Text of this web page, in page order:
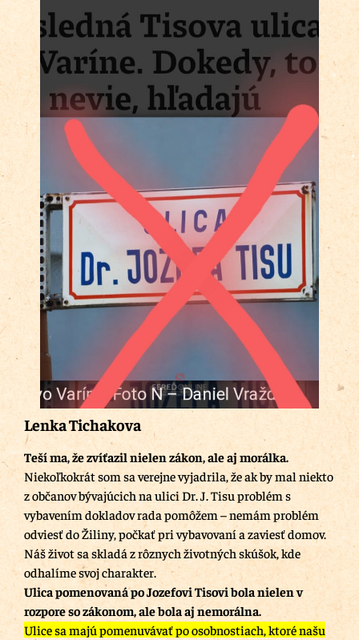
Lenka Tichakova
Teší ma, že zvíťazil nielen zákon, ale aj morálka.
Niekoľkokrát som sa verejne vyjadrila, že ak by mal niekto
z občanov bývajúcich na ulici Dr. J. Tisu problém s
vybavením dokladov rada pomôžem – nemám problém
odviesť do Žiliny, počkať pri vybavovaní a zaviesť domov.
Náš život sa skladá z rôznych životných skúšok, kde
odhalíme svoj charakter.
Ulica pomenovaná po Jozefovi Tisovi bola nielen v
rozpore so zákonom, ale bola aj nemorálna.
Ulice sa majú pomenuvávať po osobnostiach, ktoré našu